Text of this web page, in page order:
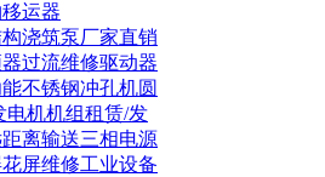
运器
浇筑泵厂家直销
过流维修驱动器
不锈钢冲孔机圆
电机机组租赁/发
离输送三相电源
屏维修工业设备